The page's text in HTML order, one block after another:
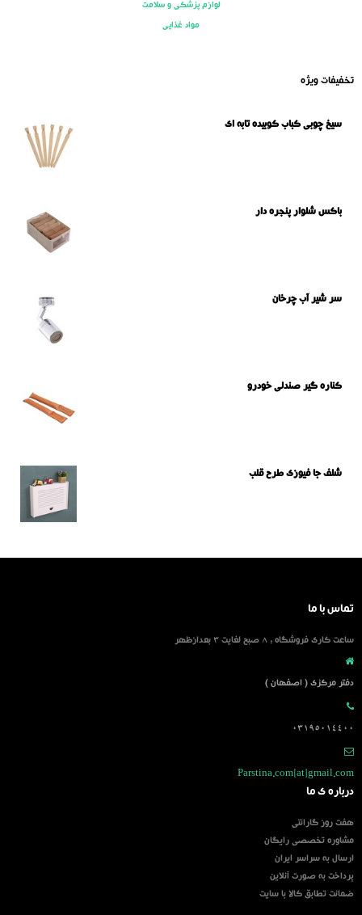
لوازم پزشکی و سلامت
مواد غذایی
تخفیفات ویژه
سیخ چوبی کباب کوبیده تابه ای
باکس شلوار پنجره دار
سر شیر آب چرخان
کناره گیر صندلی خودرو
شلف جا فیوزی طرح قلب
تماس با ما
ساعت کاری فروشگاه : 8 صبح لغایت 3 بعدازظهر
دفتر مرکزی ( اصفهان )
03195014400
Parstina.com[at]gmail.com
درباره ی ما
هفت روز گارانتی
مشاوره تخصصی رایگان
ارسال به سراسر ایران
پرداخت به صورت آنلاین
ضمانت تطابق کالا با سایت